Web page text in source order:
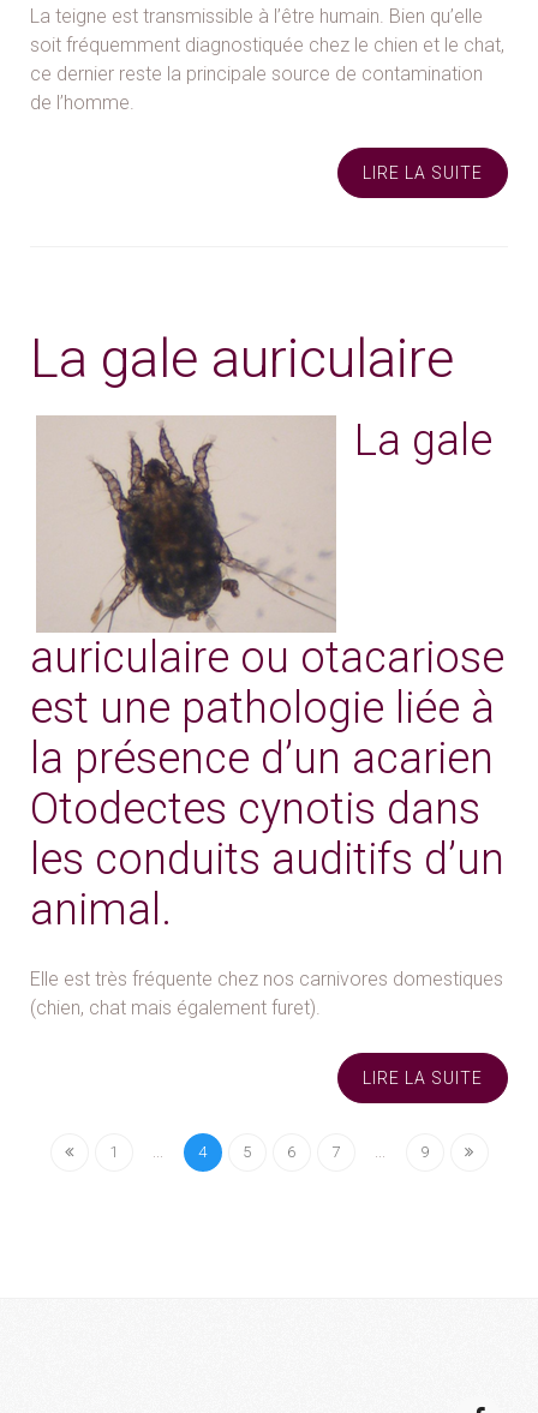
La teigne est transmissible à l’être humain. Bien qu’elle
soit fréquemment diagnostiquée chez le chien et le chat,
ce dernier reste la principale source de contamination
de l’homme.
LIRE LA SUITE
La gale auriculaire
La gale
auriculaire ou otacariose
est une pathologie liée à
la présence d’un acarien
Otodectes cynotis dans
les conduits auditifs d’un
animal.
Elle est très fréquente chez nos carnivores domestiques
(chien, chat mais également furet).
LIRE LA SUITE
1 4 5 6 7 9